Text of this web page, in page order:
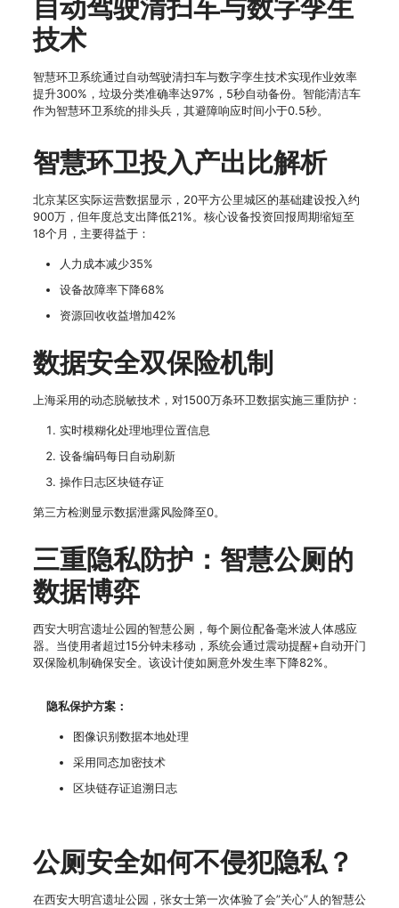
自动驾驶清扫车与数字孪生
技术
智慧环卫系统通过自动驾驶清扫车与数字孪生技术实现作业效率
提升300%，垃圾分类准确率达97%，5秒自动备份。智能清洁车
作为智慧环卫系统的排头兵，其避障响应时间小于0.5秒。
智慧环卫投入产出比解析
北京某区实际运营数据显示，20平方公里城区的基础建设投入约
900万，但年度总支出降低21%。核心设备投资回报周期缩短至
18个月，主要得益于：
人力成本减少35%
设备故障率下降68%
资源回收收益增加42%
数据安全双保险机制
上海采用的动态脱敏技术，对1500万条环卫数据实施三重防护：
实时模糊化处理地理位置信息
设备编码每日自动刷新
操作日志区块链存证
第三方检测显示数据泄露风险降至0。
三重隐私防护：智慧公厕的
数据博弈
西安大明宫遗址公园的智慧公厕，每个厕位配备毫米波人体感应
器。当使用者超过15分钟未移动，系统会通过震动提醒+自动开门
双保险机制确保安全。该设计使如厕意外发生率下降82%。
隐私保护方案：
图像识别数据本地处理
采用同态加密技术
区块链存证追溯日志
公厕安全如何不侵犯隐私？
在西安大明宫遗址公园，张女士第一次体验了会”关心”人的智慧公